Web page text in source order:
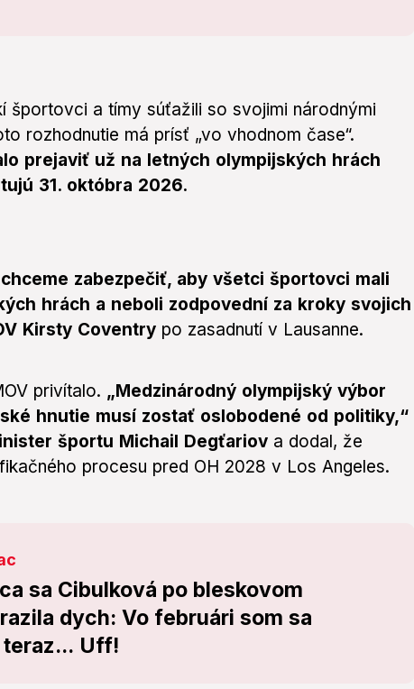
športovci a tímy súťažili so svojimi národnými
rozhodnutie má prísť „vo vhodnom čase“.
prejaviť už na letných olympijských hrách
31. októbra 2026.
zabezpečiť, aby všetci športovci mali
hrách a neboli zodpovední za kroky svojich
Kirsty Coventry po zasadnutí v Lausanne.
privítalo. „Medzinárodný olympijský výbor
hnutie musí zostať oslobodené od politiky,“
športu Michail Degťariov a dodal, že
procesu pred OH 2028 v Los Angeles.
sa Cibulková po bleskovom
dych: Vo februári som sa
Uff!